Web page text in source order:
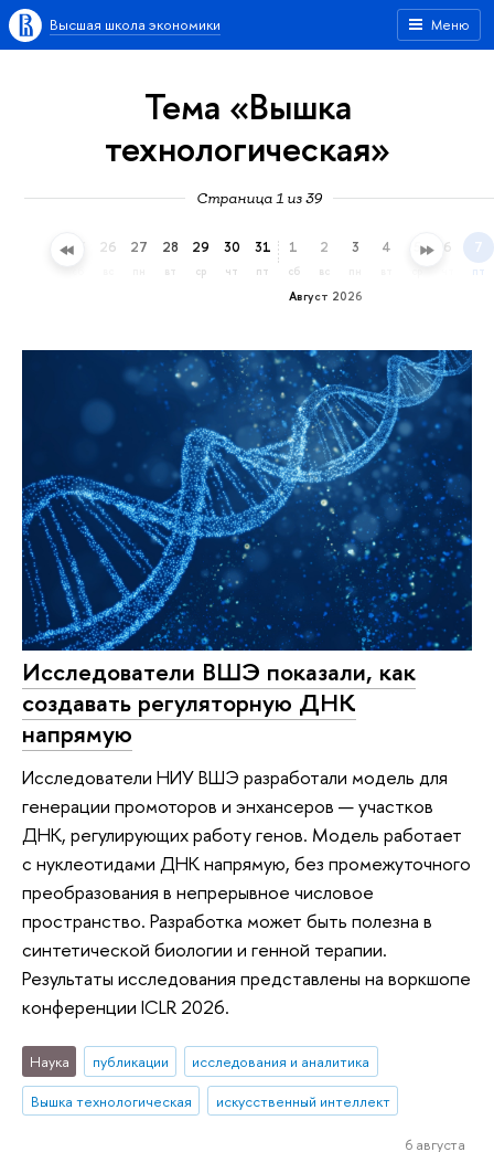
Меню
Высшая школа экономики
Тема «Вышка
технологическая»
Страница 1 из 39
25 26 27 28
вт
29
ср
30
чт
31
пт
Август 2026
1
сб
2
вс
3 4 5 6 7
пт
Исследователи ВШЭ показали, как
создавать регуляторную ДНК
напрямую
Исследователи НИУ ВШЭ разработали модель для
генерации промоторов и энхансеров — участков
ДНК, регулирующих работу генов. Модель работает
с нуклеотидами ДНК напрямую, без промежуточного
преобразования в непрерывное числовое
пространство. Разработка может быть полезна в
синтетической биологии и генной терапии.
Результаты исследования представлены на воркшопе
конференции ICLR 2026.
Наука публикации
исследования и аналитика
Вышка технологическая
искусственный интеллект
6 августа